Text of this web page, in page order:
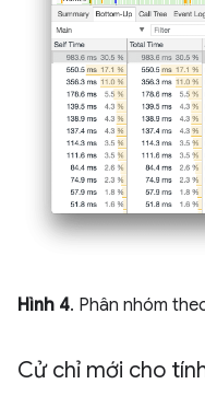
Hình 4. Phân nhóm
Cử chỉ mới cho